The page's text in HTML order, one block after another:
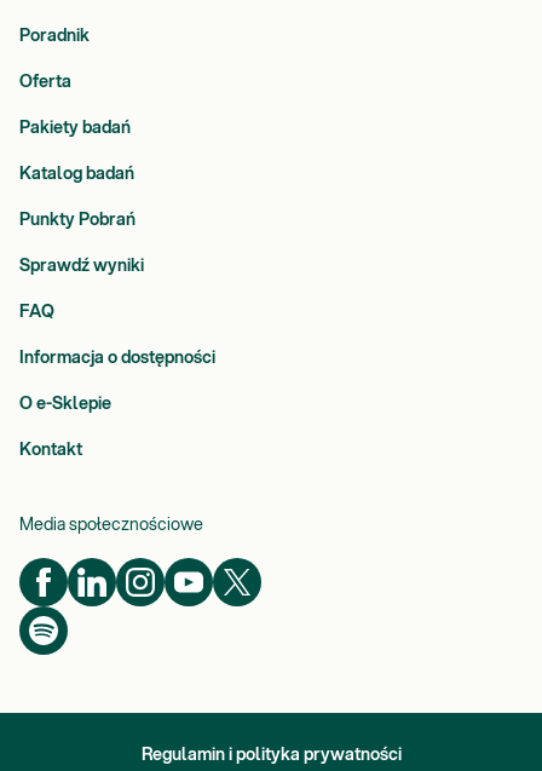
Poradnik
Oferta
Pakiety badań
Katalog badań
Punkty Pobrań
Sprawdź wyniki
FAQ
Informacja o dostępności
O e-Sklepie
Kontakt
Media społecznościowe
Regulamin i polityka prywatności